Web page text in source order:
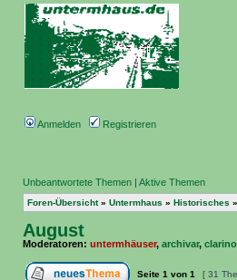
Anmelden Registrieren
Unbeantwortete Themen | Aktive Themen
Foren-Übersicht» Untermhaus » Historisches »
August
Moderatoren: untermhäuser, archivar, clarino
Seite 1 von 1 [ 31